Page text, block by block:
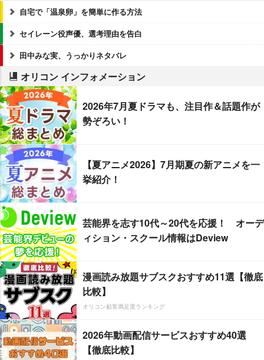
自宅で「温泉卵」を簡単に作る方法
セイレーン役声優、選考理由を告白
田中みな実、うっかりネタバレ
オリコン インフォメーション
2026年7月夏ドラマも、注目作＆話題作が
勢ぞろい！
【夏アニメ2026】7月期夏の新アニメを一
挙紹介！
芸能界を志す10代～20代を応援！ オーデ
ィション・スクール情報はDeview
漫画読み放題サブスクおすすめ11選【徹底
比較】
オリコン顧客満足度ランキング
2026年動画配信サービスおすすめ40選
【徹底比較】